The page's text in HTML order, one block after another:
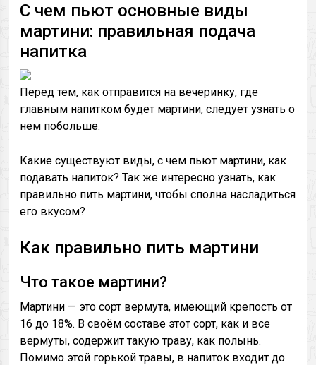
С чем пьют основные виды
мартини: правильная подача
напитка
Перед тем, как отправится на вечеринку, где
главным напитком будет мартини, следует узнать о
нем побольше.
Какие существуют виды, с чем пьют мартини, как
подавать напиток? Так же интересно узнать, как
правильно пить мартини, чтобы сполна насладиться
его вкусом?
Как правильно пить мартини
Что такое мартини?
Мартини — это сорт вермута, имеющий крепость от
16 до 18%. В своём составе этот сорт, как и все
вермуты, содержит такую траву, как полынь.
Помимо этой горькой травы, в напиток входит до